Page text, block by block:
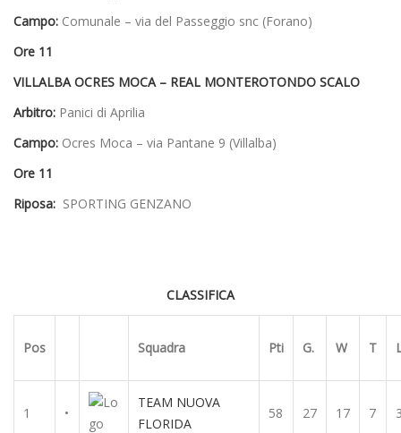
Campo: Comunale – via del Passeggio snc (Forano)
Ore 11
VILLALBA OCRES MOCA – REAL MONTEROTONDO SCALO
Arbitro: Panici di Aprilia
Campo: Ocres Moca – via Pantane 9 (Villalba)
Ore 11
Riposa: SPORTING GENZANO
CLASSIFICA
Pos Squadra Pti G. W T
1 •
TEAM NUOVA
FLORIDA
58 27 17 7